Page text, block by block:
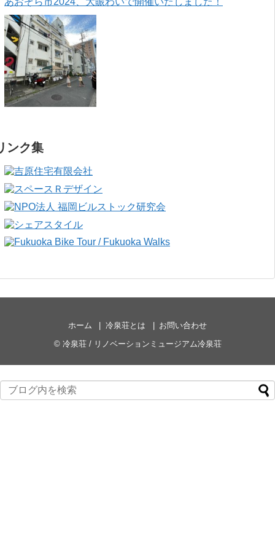
ンク集
ホーム 冷泉荘とは
お問い合わせ
© 冷泉荘 / リノベーションミュージアム冷泉荘